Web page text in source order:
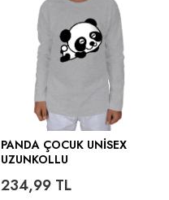
PANDA ÇOCUK UNISEX
UZUNKOLLU
234,99TL